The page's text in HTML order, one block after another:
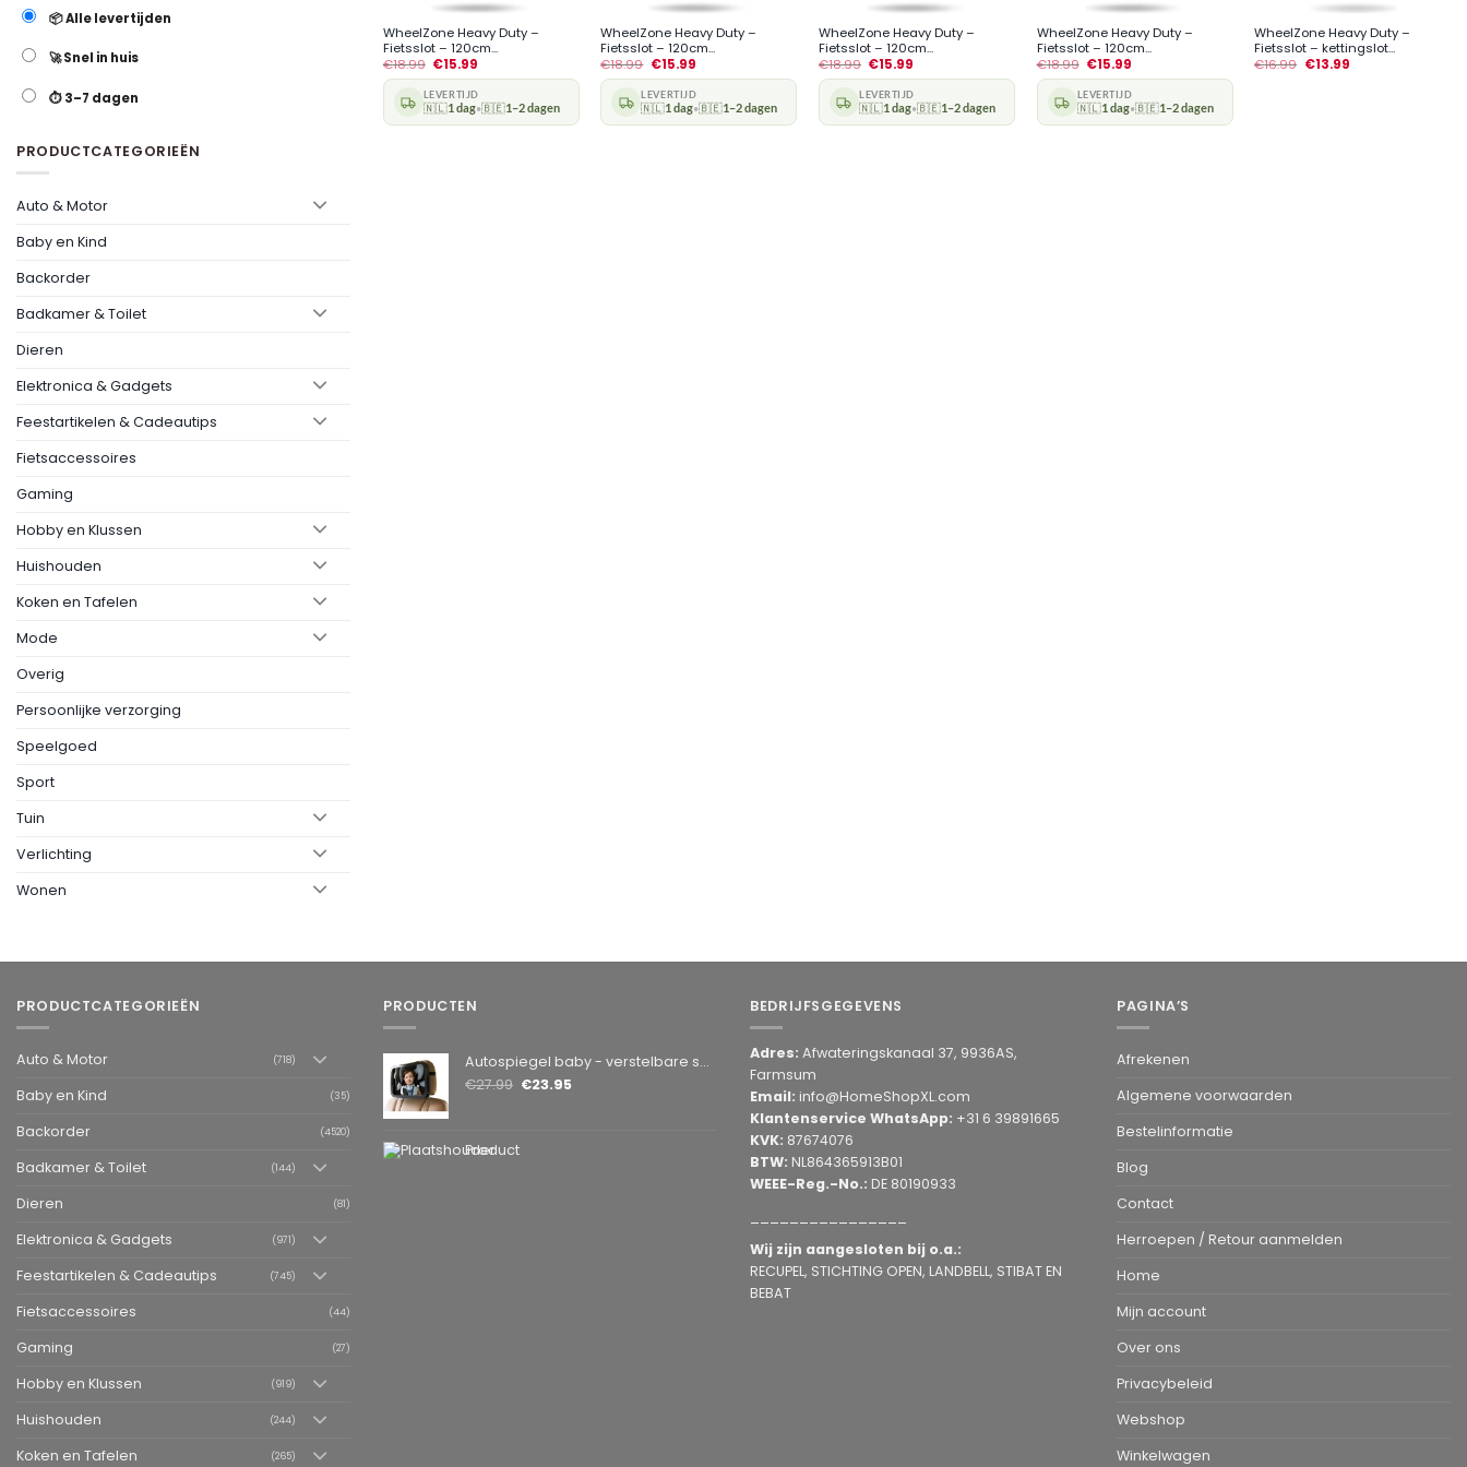
📦 Alle levertijden
🚀 Snel in huis
⏱️ 3–7 dagen
PRODUCTCATEGORIEËN
Auto & Motor
Baby en Kind
Backorder
Badkamer & Toilet
Dieren
Elektronica & Gadgets
Feestartikelen & Cadeautips
Fietsaccessoires
Gaming
Hobby en Klussen
Huishouden
Koken en Tafelen
Mode
Overig
Persoonlijke verzorging
Speelgoed
Sport
Tuin
Verlichting
Wonen
WheelZone Heavy Duty –
Fietsslot – 120cm...
€18.99 €15.99
LEVERTIJD
🇳🇱1 dag•🇧🇪1–2 dagen
WheelZone Heavy Duty –
Fietsslot – 120cm...
€18.99 €15.99
LEVERTIJD
🇳🇱1 dag•🇧🇪1–2 dagen
WheelZone Heavy Duty –
Fietsslot – 120cm...
€18.99 €15.99
LEVERTIJD
🇳🇱1 dag•🇧🇪1–2 dagen
WheelZone Heavy Duty –
Fietsslot – 120cm...
€18.99 €15.99
LEVERTIJD
🇳🇱1 dag•🇧🇪1–2 dagen
WheelZone Heavy Duty –
Fietsslot – kettingslot...
€16.99 €13.99
PRODUCTCATEGORIEËN
Auto & Motor (718)
Baby en Kind (35)
Backorder (4520)
Badkamer & Toilet (144)
Dieren (81)
Elektronica & Gadgets (971)
Feestartikelen & Cadeautips (745)
Fietsaccessoires (44)
Gaming (27)
Hobby en Klussen (919)
Huishouden (244)
Koken en Tafelen (265)
PRODUCTEN
Autospiegel baby - verstelbare spiegel hoofdsteun achterbank - veiligheidsspiegel - baby en kids - 19 x 30cm - 360 graden draaibaar - zwart
€27.99 €23.95
Product
BEDRIJFSGEGEVENS
Adres: Afwateringskanaal 37, 9936AS,
Farmsum
Email: info@HomeShopXL.com
Klantenservice WhatsApp: +31 6 39891665
KVK: 87674076
BTW: NL864365913B01
WEEE-Reg.-No.: DE 80190933
Wij zijn aangesloten bij o.a.:
RECUPEL, STICHTING OPEN, LANDBELL, STIBAT EN
BEBAT
PAGINA’S
Afrekenen
Algemene voorwaarden
Bestelinformatie
Blog
Contact
Herroepen / Retour aanmelden
Home
Mijn account
Over ons
Privacybeleid
Webshop
Winkelwagen